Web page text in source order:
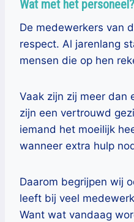
Wat met het personeel?
De medewerkers van
respect. Al jarenlang
mensen die op hen
Vaak zijn zij meer dan
zijn een vertrouwd
iemand het moeilijk
wanneer extra hulp
Daarom begrijpen wij
leeft bij veel
Want wat vandaag